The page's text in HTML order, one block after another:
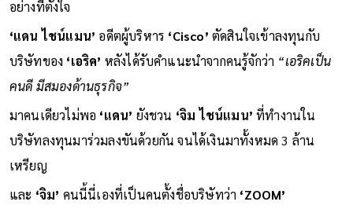
อย่างที่ตั้งใจ
‘แดน ไชน์แมน’ อดีตผู้บริหาร ‘Cisco’ตัดสินใจเข้าลงทุนกับ
บริษัทของ ‘เอริค’ หลังได้รับคำแนะนำจากคนรู้จักว่า “เอริคเป็น
คนดี มีสมองด้านธุรกิจ”
มาคนเดียวไม่พอ ‘แดน’ ยังชวน ‘จิม ไชน์แมน’ ที่ทำงานใน
บริษัทลงทุนมาร่วมลงขันด้วยกัน จนได้เงินมาทั้งหมด 3 ล้าน
เหรียญ
และ ‘จิม’ คนนี้นี่เองที่เป็นคนตั้งชื่อบริษัทว่า ‘ZOOM’